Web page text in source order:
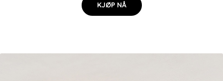
KJØP NÅ